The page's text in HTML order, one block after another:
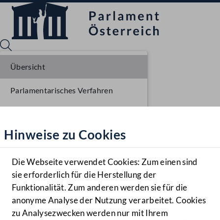
Hilfe
Benutzer
Navigationsmenü öffnen
MENÜ
Hinweise zu Cookies
Die Webseite verwendet Cookies: Zum einen sind
sie erforderlich für die Herstellung der
Funktionalität. Zum anderen werden sie für die
anonyme Analyse der Nutzung verarbeitet. Cookies
zu Analysezwecken werden nur mit Ihrem
Übersicht
Parlamentarisches Verfahren